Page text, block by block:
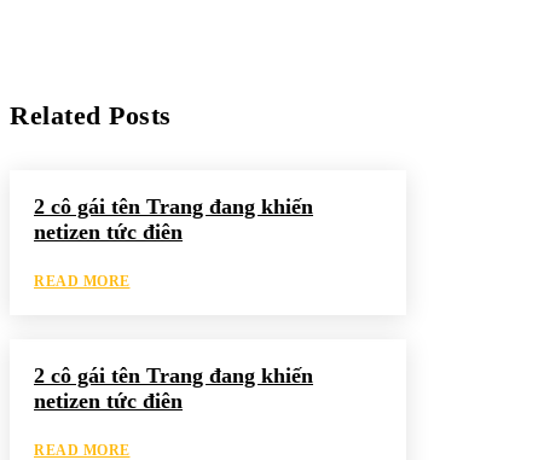
Related Posts
2 cô gái tên Trang đang khiến
netizen tức điên
READ MORE
2 cô gái tên Trang đang khiến
netizen tức điên
READ MORE